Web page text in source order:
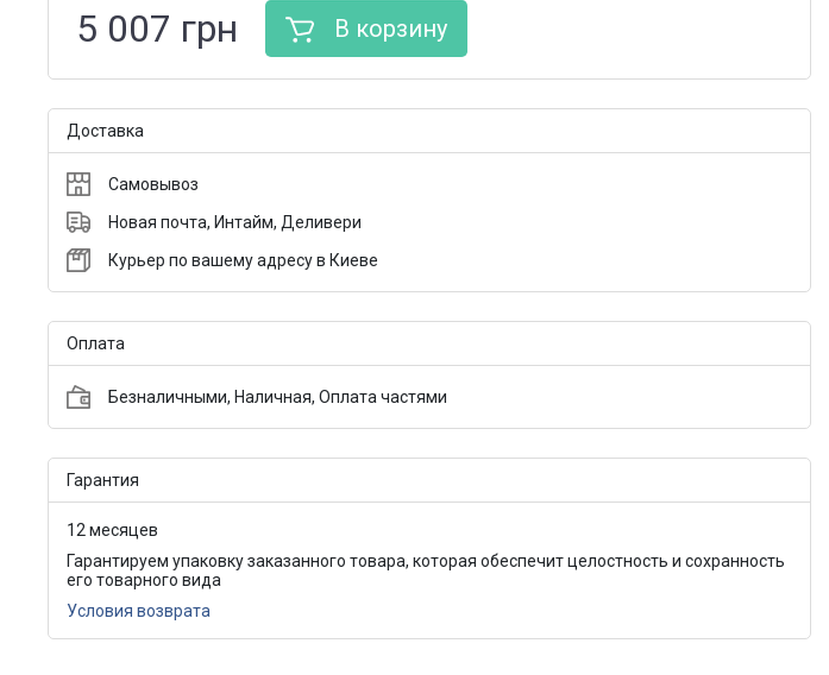
5 007 грн В корзину
Доставка
Самовывоз
Новая почта, Интайм, Деливери
Курьер по вашему адресу в Киеве
Оплата
Безналичными, Наличная, Оплата частями
Гарантия
12 месяцев
Гарантируем упаковку заказанного товара, которая обеспечит целостность и сохранность
его товарного вида
Условия возврата